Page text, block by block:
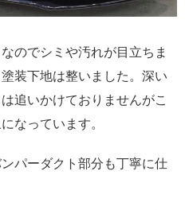
のでシミや汚れが目立ちま
装下地は整いました。深い
追いかけておりませんがこ
なっています。
パーダクト部分も丁寧に仕